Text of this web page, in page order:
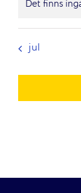
Notis
Det finns
jul